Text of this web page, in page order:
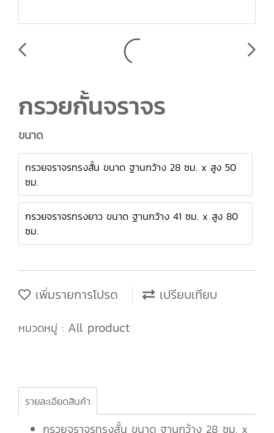
กรวยกั้นจราจร
ขนาด
กรวยจราจรทรงสั้น ขนาด ฐานกว้าง 28 ซม. x สูง 50
ซม.
กรวยจราจรทรงยาว ขนาด ฐานกว้าง 41 ซม. x สูง 80
ซม.
เพิ่มรายการโปรด เปรียบเทียบ
หมวดหมู่ : All product
รายละเอียดสินค้า
กรวยจราจรทรงสั้น ขนาด ฐานกว้าง 28 ซม. x